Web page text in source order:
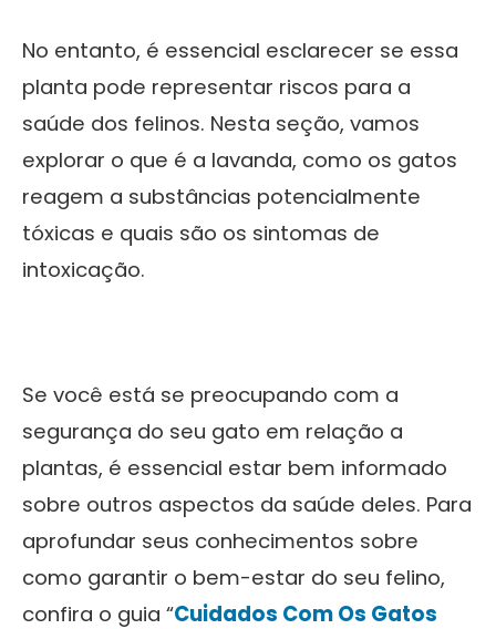
No entanto, é essencial esclarecer se essa
planta pode representar riscos para a
saúde dos felinos. Nesta seção, vamos
explorar o que é a lavanda, como os gatos
reagem a substâncias potencialmente
tóxicas e quais são os sintomas de
intoxicação.
Se você está se preocupando com a
segurança do seu gato em relação a
plantas, é essencial estar bem informado
sobre outros aspectos da saúde deles. Para
aprofundar seus conhecimentos sobre
como garantir o bem-estar do seu felino,
confira o guia “Cuidados Com Os Gatos